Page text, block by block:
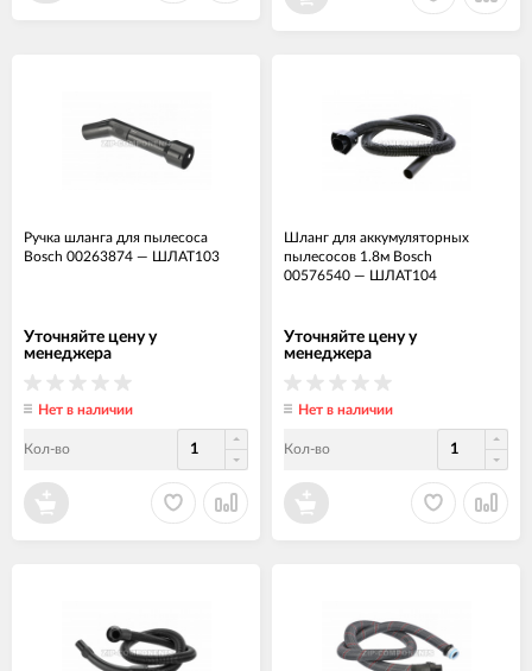
Ручка шланга для пылесоса
Bosch 00263874 — ШЛАТ103
Уточняйте цену у
менеджера
Нет в наличии
Кол-во
Шланг для аккумуляторных
пылесосов 1.8м Bosch
00576540 — ШЛАТ104
Уточняйте цену у
менеджера
Нет в наличии
Кол-во